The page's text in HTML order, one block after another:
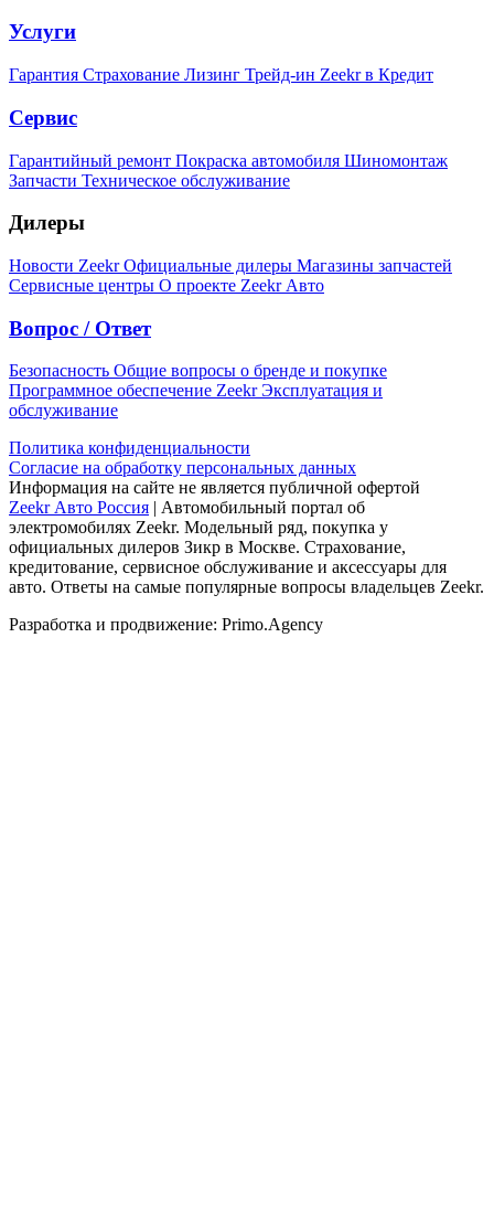
Услуги
Гарантия Страхование Лизинг Трейд-ин Zeekr в Кредит
Сервис
Гарантийный ремонт Покраска автомобиля Шиномонтаж
Запчасти Техническое обслуживание
Дилеры
Новости ZeekrОфициальные дилеры Магазины запчастей
Сервисные центры О проекте Zeekr Авто
Вопрос / Ответ
Безопасность Общие вопросы о бренде и покупке
Программное обеспечение ZeekrЭксплуатация и
обслуживание
Политика конфиденциальности
Согласие на обработку персональных данных
Информация на сайте не является публичной офертой
Zeekr Авто Россия | Автомобильный портал об
электромобилях Zeekr. Модельный ряд, покупка у
официальных дилеров Зикр в Москве. Страхование,
кредитование, сервисное обслуживание и аксессуары для
авто. Ответы на самые популярные вопросы владельцев Zeekr.
Разработка и продвижение: Primo.Agency